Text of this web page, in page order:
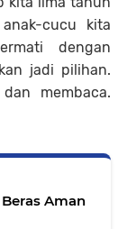
cucu kita
dengan
jadi pilihan.
membaca.
Aman